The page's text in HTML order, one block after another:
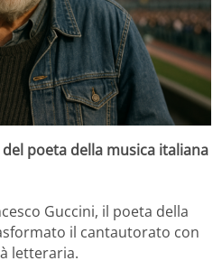
poeta della musica italiana
Guccini, il poeta della
il cantautorato con
letteraria.